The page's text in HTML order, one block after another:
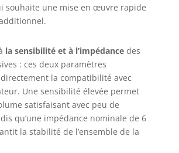
souhaite une mise en œuvre rapide
la sensibilité et à l’impédancedes
: ces deux paramètres
la compatibilité avec
Une sensibilité élevée permet
satisfaisant avec peu de
qu’une impédance nominale de 6
la stabilité de l’ensemble de la